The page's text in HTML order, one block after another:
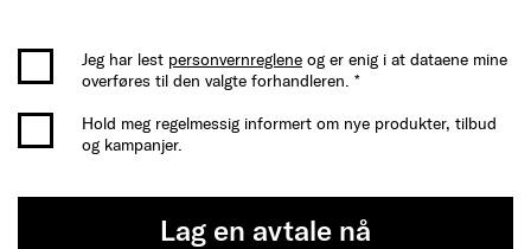
Jeg har lest personvernreglene og er enig i at dataene mine
overføres til den valgte forhandleren. *
Hold meg regelmessig informert om nye produkter, tilbud
og kampanjer.
Lag en avtale nå